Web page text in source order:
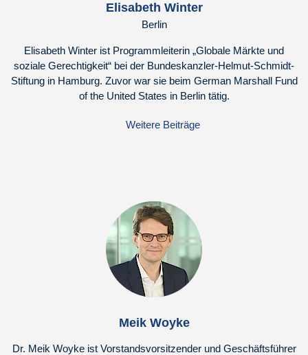
Elisabeth Winter
Berlin
Elisabeth Winter ist Programmleiterin „Globale Märkte und
soziale Gerechtigkeit“ bei der Bundeskanzler-Helmut-Schmidt-
Stiftung in Hamburg. Zuvor war sie beim German Marshall Fund
of the United States in Berlin tätig.
Weitere Beiträge
Meik Woyke
Dr. Meik Woyke ist Vorstandsvorsitzender und Geschäftsführer